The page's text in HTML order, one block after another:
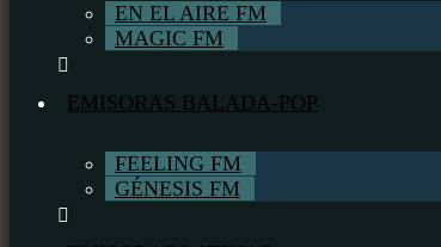
EN EL AIRE FM
MAGIC FM
EMISORAS BALADA-POP
FEELING FM
GÉNESIS FM